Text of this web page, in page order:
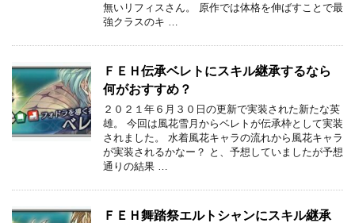
無いリフィスさん。 原作では体格を伸ばすことで最
強クラスのキ …
ＦＥＨ伝承ベレトにスキル継承するなら
何がおすすめ？
２０２１年６月３０日の更新で実装された新たな英
雄。 今回は風花雪月からベレトが伝承枠として実装
されました。 水着風花キャラの流れから風花キャラ
が実装されるかなー？ と、予想していましたが予想
通りの結果 …
ＦＥＨ舞踏祭エルトシャンにスキル継承